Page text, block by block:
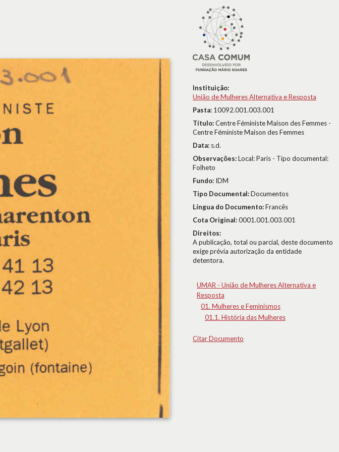
Instituição:
União de Mulheres Alternativa e Resposta
Pasta: 10092.001.003.001
Título:Centre Féministe Maison des Femmes -
Centre Féministe Maison des Femmes
Data: s.d.
Observações:Local: Paris - Tipo documental:
Folheto
Fundo: IDM
Tipo Documental:Documentos
Língua do Documento:Francês
Cota Original:0001.001.003.001
Direitos:
A publicação, total ou parcial, deste documento
exige prévia autorização da entidade
detentora.
UMAR - União de Mulheres Alternativa e
Resposta
01. Mulheres e Feminismos
01.1. História das Mulheres
Citar Documento